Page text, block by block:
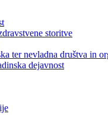
storitve
ter nevladna društva in
dejavnost